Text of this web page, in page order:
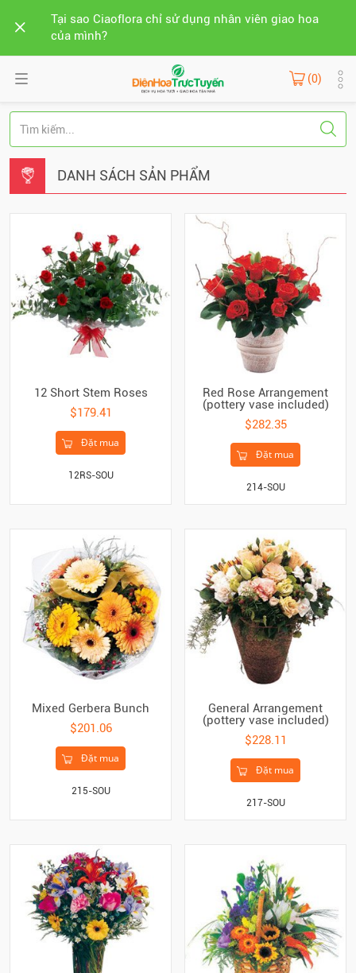
Tại sao Ciaoflora chỉ sử dụng nhân viên giao hoa
của mình?
(0)
DANH SÁCH SẢN PHẨM
12 Short Stem Roses
$179.41
Đặt mua
12RS-SOU
Red Rose Arrangement
(pottery vase included)
$282.35
Đặt mua
214-SOU
Mixed Gerbera Bunch
$201.06
Đặt mua
215-SOU
General Arrangement
(pottery vase included)
$228.11
Đặt mua
217-SOU